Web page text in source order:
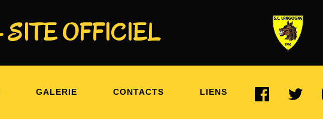
OFFICIEL
GALERIE CONTACTS LIENS